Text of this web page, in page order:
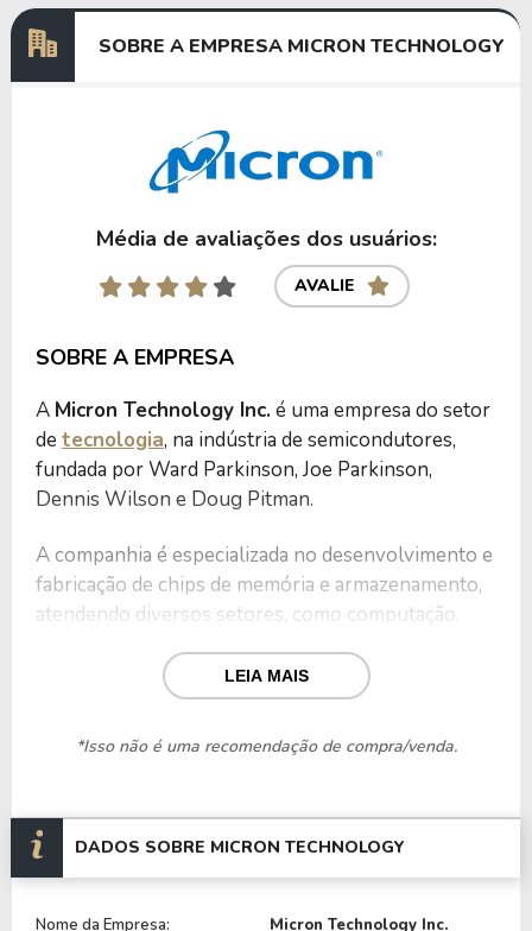
SOBRE A EMPRESA MICRON TECHNOLOGY
Média de avaliações dos usuários:
AVALIE
SOBRE A EMPRESA
A Micron Technology Inc.é uma empresa do setor
de tecnologia, na indústria de semicondutores,
fundada por Ward Parkinson, Joe Parkinson,
Dennis Wilson e Doug Pitman.
A companhia é especializada no desenvolvimento e
fabricação de chips de memória e armazenamento,
atendendo diversos setores, como computação,
móveis e automotivos.
NAND, NOR Flash e soluções de armazenamento
eficiência de equipamentos eletrônicos.
Com atuação global, sua presença se dá em
LEIA MAIS
*Isso não é uma recomendação de compra/venda.
DADOS SOBRE MICRON TECHNOLOGY
Nome da Empresa: Micron Technology Inc.